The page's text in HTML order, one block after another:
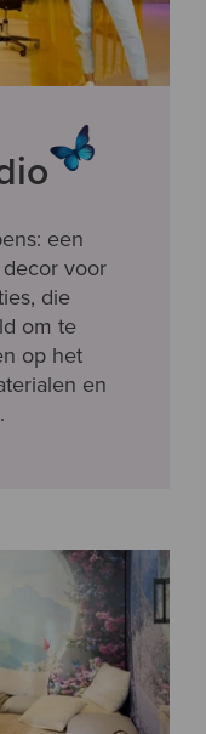
een
voor
die
om te
op het
en